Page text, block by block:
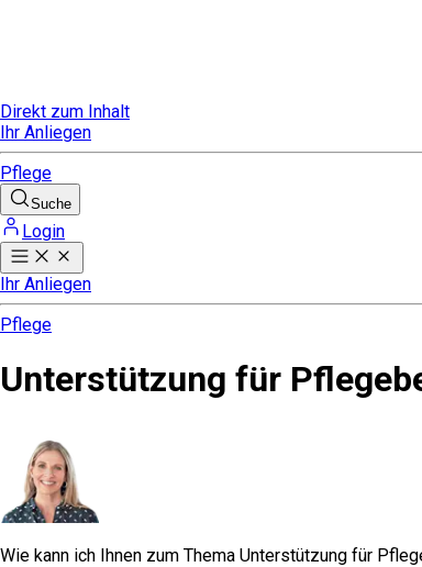
Direkt zum Inhalt
Ihr Anliegen
Pflege
Suche
Login
Ihr Anliegen
Pflege
Unterstützung für
Wie kann ich Ihnen zum Thema Unterstützung für